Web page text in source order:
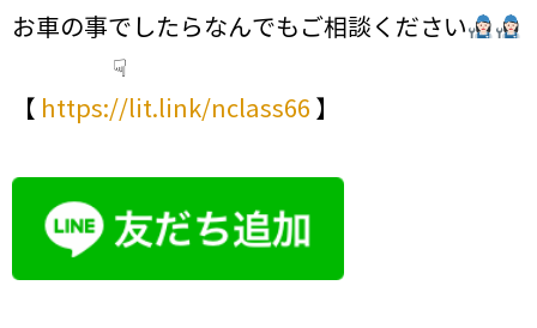
お車の事でしたらなんでもご相談ください
☟
【 https://lit.link/nclass66 】